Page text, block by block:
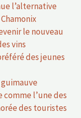
l’alternative
le nouveau
vins
des jeunes
comme l’une des
des touristes